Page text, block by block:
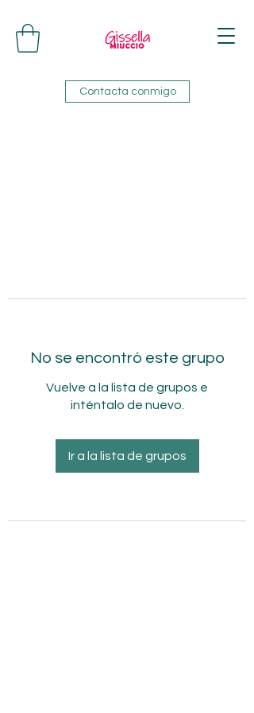
Contacta conmigo
No se encontró este grupo
Vuelve a la lista de grupos e
inténtalo de nuevo.
Ir a la lista de grupos